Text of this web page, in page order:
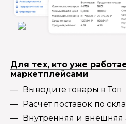
Для тех, кто уже
маркетплейсами
Выводите товары в Топ
Расчёт поставок по
Внутренняя и внешняя